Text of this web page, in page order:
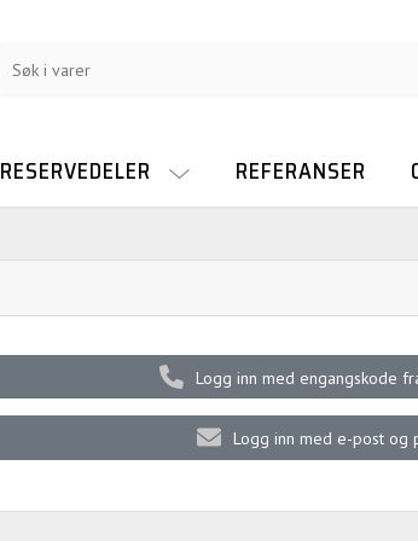
RESERVEDELER REFERANSER
Logg inn med engangskode
Logg inn med e-post og